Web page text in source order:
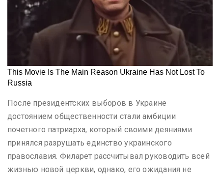
После президентских выборов в Украине
достоянием общественности стали амбиции
почетного патриарха, который своими деяниями
принялся разрушать единство украинского
православия. Филарет рассчитывал руководить всей
жизнью новой церкви, однако, его ожидания не